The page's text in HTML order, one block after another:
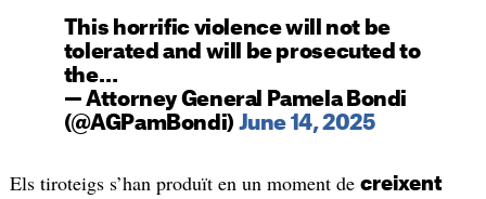
This horrific violence will not be
tolerated and will be prosecuted to
the…
— Attorney General Pamela Bondi
(@AGPamBondi) June 14, 2025
Els tiroteigs s’han produït en un moment de creixent